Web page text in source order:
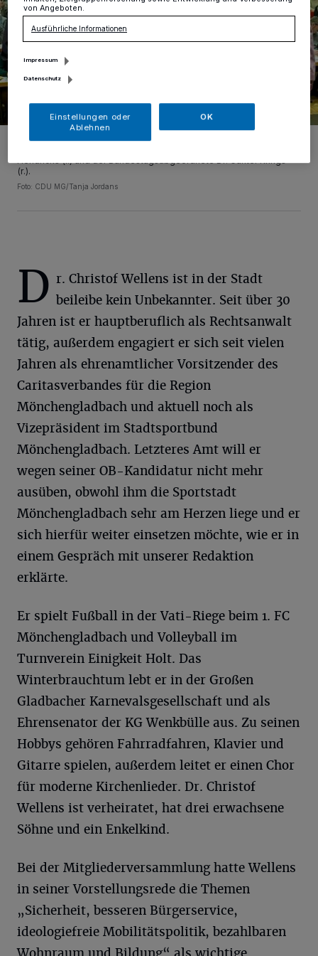
Nach seiner Wahl gratulierten Dr. Christof Wellens der
Hendricks (l.) und der Bundestagsabgeordnete Dr. Günter Krings
(r.).
Foto: CDU MG/Tanja Jordans
D r. Christof Wellens ist in der Stadt
beileibe kein Unbekannter. Seit über 30
Jahren ist er hauptberuflich als Rechtsanwalt
tätig, außerdem engagiert er sich seit vielen
Jahren als ehrenamtlicher Vorsitzender des
Caritasverbandes für die Region
Mönchengladbach und aktuell noch als
Vizepräsident im Stadtsportbund
Mönchengladbach. Letzteres Amt will er
wegen seiner OB-Kandidatur nicht mehr
ausüben, obwohl ihm die Sportstadt
Mönchengladbach sehr am Herzen liege und er
sich hierfür weiter einsetzen möchte, wie er in
einem Gespräch mit unserer Redaktion
erklärte.
Er spielt Fußball in der Vati-Riege beim 1. FC
Mönchengladbach und Volleyball im
Turnverein Einigkeit Holt. Das
Winterbrauchtum lebt er in der Großen
Gladbacher Karnevalsgesellschaft und als
Ehrensenator der KG Wenkbülle aus. Zu seinen
Hobbys gehören Fahrradfahren, Klavier und
Gitarre spielen, außerdem leitet er einen Chor
für moderne Kirchenlieder. Dr. Christof
Wellens ist verheiratet, hat drei erwachsene
Söhne und ein Enkelkind.
Bei der Mitgliederversammlung hatte Wellens
in seiner Vorstellungsrede die Themen
„Sicherheit, besseren Bürgerservice,
ideologiefreie Mobilitätspolitik, bezahlbaren
von Angeboten.
Ausführliche Informationen
Impressum
Datenschutz
Einstellungen oder
Ablehnen
OK